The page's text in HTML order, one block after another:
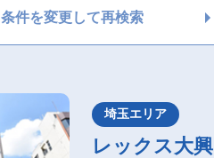
条件を変更して再検索
埼玉エリア
レックス大